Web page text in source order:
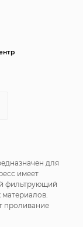
для
имеет
фильтрующий
материалов.
проливание